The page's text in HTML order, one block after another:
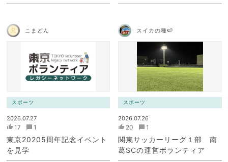
こまどん
スポーツ
2026.07.27
17 1
東京20205周年記念イベント
を見学
スイカの種🍉
スポーツ
2026.07.26
20 1
関東サッカーリーグ１部 南
葛SCの運営ボランティア